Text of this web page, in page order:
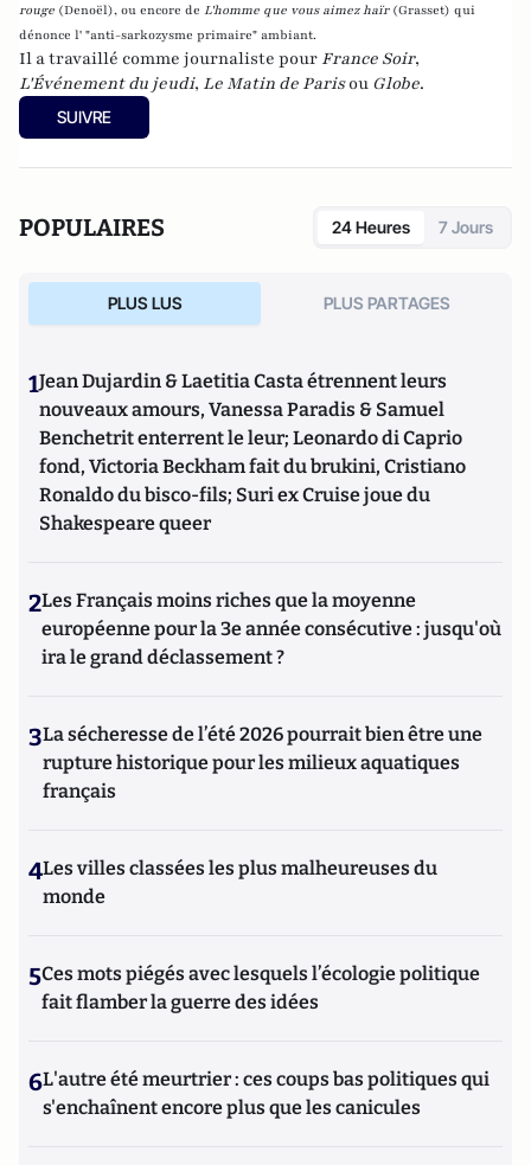
rouge (Denoël), ou encore de L'homme que vous aimez haïr (Grasset) qui
dénonce l' "anti-sarkozysme primaire" ambiant.
Il a travaillé comme journaliste pour France Soir,
L'Événement du jeudi, Le Matin de Parisou Globe.
SUIVRE
POPULAIRES 24 Heures 7 Jours
PLUS LUS PLUS PARTAGES
1Jean Dujardin & Laetitia Casta étrennent leurs
nouveaux amours, Vanessa Paradis & Samuel
Benchetrit enterrent le leur; Leonardo di Caprio
fond, Victoria Beckham fait du brukini, Cristiano
Ronaldo du bisco-fils; Suri ex Cruise joue du
Shakespeare queer
2Les Français moins riches que la moyenne
européenne pour la 3e année consécutive : jusqu'où
ira le grand déclassement ?
3La sécheresse de l’été 2026 pourrait bien être une
rupture historique pour les milieux aquatiques
français
4Les villes classées les plus malheureuses du
monde
5Ces mots piégés avec lesquels l’écologie politique
fait flamber la guerre des idées
6L'autre été meurtrier : ces coups bas politiques qui
s'enchaînent encore plus que les canicules